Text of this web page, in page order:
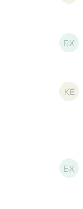
БХ
КЕ
БХ